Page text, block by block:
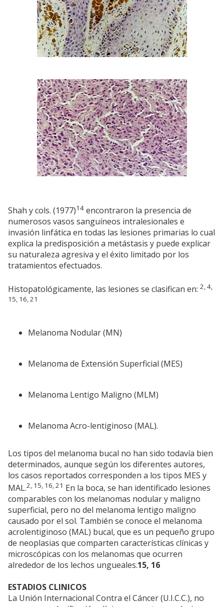
Shah y cols. (1977)14 encontraron la presencia de
numerosos vasos sanguíneos intralesionales e
invasión linfática en todas las lesiones primarias lo cual
explica la predisposición a metástasis y puede explicar
su naturaleza agresiva y el éxito limitado por los
tratamientos efectuados.
Histopatológicamente, las lesiones se clasifican en: 2, 4,
15, 16, 21
Melanoma Nodular (MN)
Melanoma de Extensión Superficial (MES)
Melanoma Lentigo Maligno (MLM)
Melanoma Acro-lentiginoso (MAL).
Los tipos del melanoma bucal no han sido todavía bien
determinados, aunque según los diferentes autores,
los casos reportados corresponden a los tipos MES y
MAL.2, 15, 16, 21 En la boca, se han identificado lesiones
comparables con los melanomas nodular y maligno
superficial, pero no del melanoma lentigo maligno
causado por el sol. También se conoce el melanoma
acrolentiginoso (MAL) bucal, que es un pequeño grupo
de neoplasias que comparten características clínicas y
microscópicas con los melanomas que ocurren
alrededor de los lechos ungueales.15, 16
ESTADIOS CLINICOS
La Unión Internacional Contra el Cáncer (U.I.C.C.), no